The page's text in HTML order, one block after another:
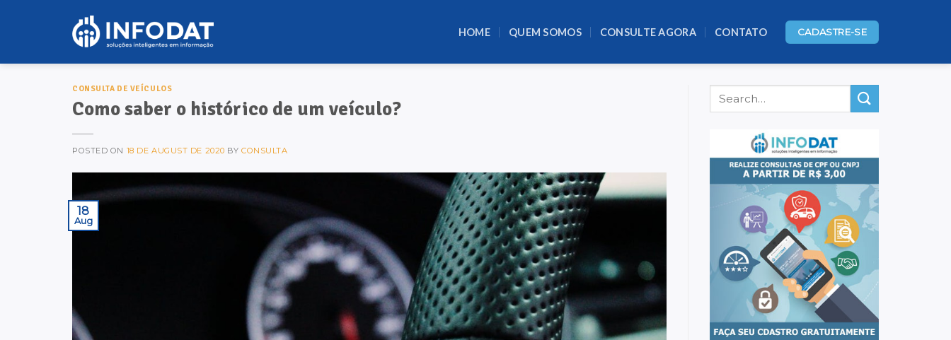
HOME QUEM SOMOS CONSULTE AGORA CONTATO CADASTRE-SE
CONSULTA DE VEÍCULOS
Como saber o histórico de um veículo?
POSTED ON 18 DE AUGUST DE 2020 BYCONSULTA
18
Aug